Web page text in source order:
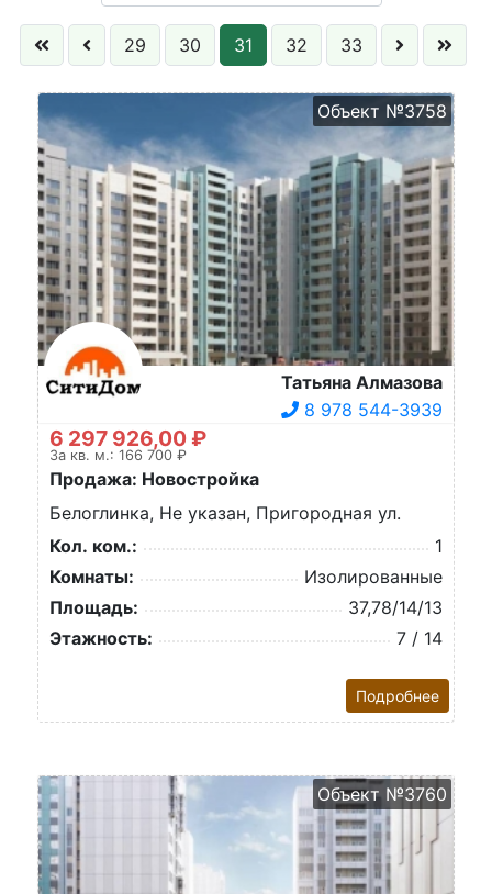
29 30 31 32 33
Объект №3758
Татьяна Алмазова
8 978 544-3939
6 297 926,00 ₽
За кв. м.: 166 700 ₽
Продажа: Новостройка
Белоглинка, Не указан, Пригородная ул.
Кол. ком.:
1
Комнаты:
Изолированные
Площадь:
37,78/14/13
Этажность:
7 / 14
Подробнее
Объект №3760